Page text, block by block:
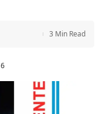
3 Min Read